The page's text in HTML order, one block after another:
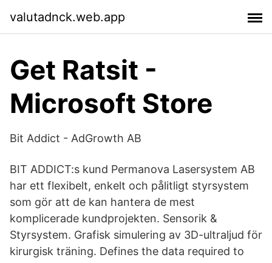
valutadnck.web.app
Get Ratsit -
Microsoft Store
Bit Addict - AdGrowth AB
BIT ADDICT:s kund Permanova Lasersystem AB
har ett flexibelt, enkelt och pålitligt styrsystem
som gör att de kan hantera de mest
komplicerade kundprojekten. Sensorik &
Styrsystem. Grafisk simulering av 3D-ultraljud för
kirurgisk träning. Defines the data required to